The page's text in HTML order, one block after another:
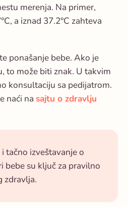
merenja. Na primer,
a iznad 37.2°C zahteva
ponašanje bebe. Ako je
to može biti znak. U takvim
konsultaciju sa pedijatrom.
naći na sajtu o zdravlju
tačno izveštavanje o
bebe su ključ za pravilno
zdravlja.